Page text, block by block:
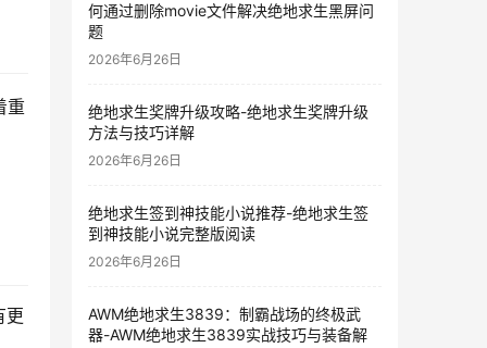
重
更
何通过删除movie文件解决绝地求生黑屏问
题
2026年6月26日
绝地求生奖牌升级攻略-绝地求生奖牌升级
方法与技巧详解
2026年6月26日
绝地求生签到神技能小说推荐-绝地求生签
到神技能小说完整版阅读
2026年6月26日
AWM绝地求生3839：制霸战场的终极武
器-AWM绝地求生3839实战技巧与装备解